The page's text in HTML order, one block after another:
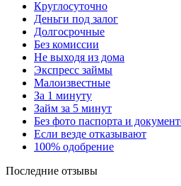
Круглосуточно
Деньги под залог
Долгосрочные
Без комиссии
Не выходя из дома
Экспресс займы
Малоизвестные
За 1 минуту
Займ за 5 минут
Без фото паспорта и
Если везде отказывают
100% одобрение
Последние отзывы